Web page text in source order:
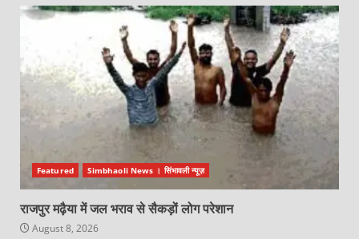
Featured Simbhaoli News । सिंभावली न्यूज़
राजपुर मढ़ैया में जल भराव से सैकड़ों लोग परेशान
August 8, 2026